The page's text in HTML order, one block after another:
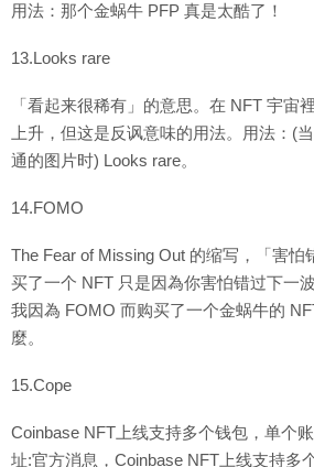
用法：那个金蜗牛 PFP 真是太酷了！
13.Looks rare
「看起来很稀有」的意思。在 NFT 宇宙
上升，但这是反讽意味的用法。用法：(
通的图片时) Looks rare。
14.FOMO
The Fear of Missing Out 的缩写，「害怕
买了一个 NFT 只是因為你害怕错过下一
我因為 FOMO 而购买了一个金蜗牛的
麼。
15.Cope
Coinbase NFT上线支持多个钱包，单个
址:官方消息，Coinbase NFT上线支持多